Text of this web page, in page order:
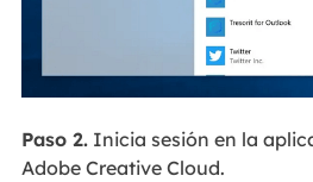
Paso 2.Inicia sesión en la
Adobe Creative Cloud.